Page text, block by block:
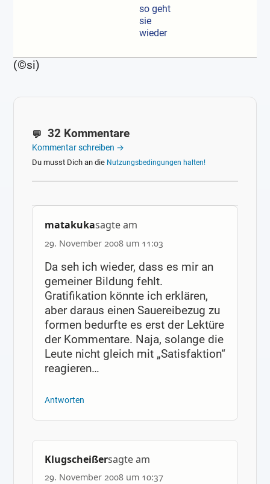
so geht
sie
wieder
(©si)
32 Kommentare
Kommentar schreiben →
Du musst Dich an die Nutzungsbedingungen halten!
matakukasagte am
29. November 2008 um 11:03
Da seh ich wieder, dass es mir an
gemeiner Bildung fehlt.
Gratifikation könnte ich erklären,
aber daraus einen Sauereibezug zu
formen bedurfte es erst der Lektüre
der Kommentare. Naja, solange die
Leute nicht gleich mit „Satisfaktion“
reagieren…
Antworten
Klugscheißersagte am
29. November 2008 um 10:37